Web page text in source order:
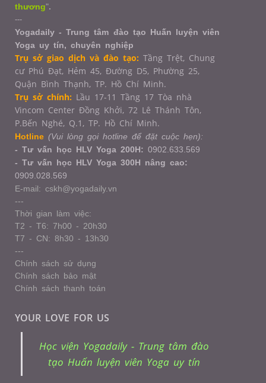
thương".
---
Yogadaily - Trung tâm đào tạo Huấn luyện viên
Yoga uy tín, chuyên nghiệp
Trụ sở giao dịch và đào tạo: Tầng Trệt, Chung
cư Phú Đạt, Hẻm 45, Đường D5, Phường 25,
Quận Bình Thạnh, TP. Hồ Chí Minh.
Trụ sở chính: Lầu 17-11 Tầng 17 Tòa nhà
Vincom Center Đồng Khởi, 72 Lê Thánh Tôn,
P.Bến Nghé, Q.1, TP. Hồ Chí Minh.
Hotline (Vui lòng gọi hotline để đặt cuộc hẹn):
- Tư vấn học HLV Yoga 200H: 0902.633.569
- Tư vấn học HLV Yoga 300H nâng cao:
0909.028.569
E-mail: cskh@yogadaily.vn
---
Thời gian làm việc:
T2 - T6: 7h00 - 20h30
T7 - CN: 8h30 - 13h30
---
Chính sách sử dụng
Chính sách bảo mật
Chính sách thanh toán
YOUR LOVE FOR US
Học viện Yogadaily - Trung tâm đào
tạo Huấn luyện viên Yoga uy tín